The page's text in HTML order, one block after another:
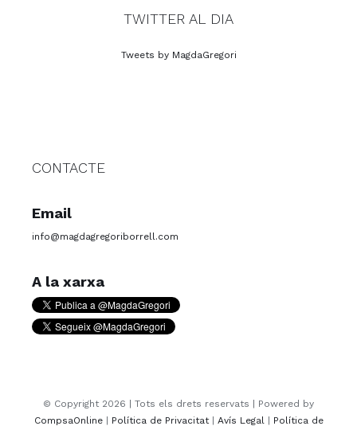
TWITTER AL DIA
Tweets by MagdaGregori
CONTACTE
Email
info@magdagregoriborrell.com
A la xarxa
© Copyright 2026 | Tots els drets reservats | Powered by
CompsaOnline| Política de Privacitat| Avís Legal | Política de